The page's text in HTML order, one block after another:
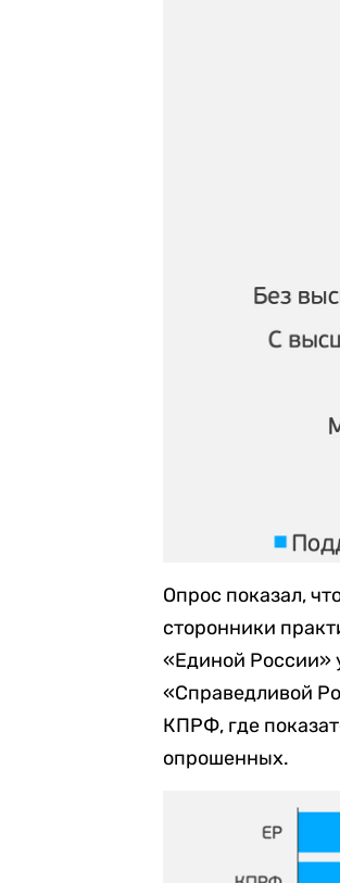
Опрос показал,
сторонники
«Единой России»
«Справедливой
КПРФ, где
опрошенных.